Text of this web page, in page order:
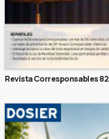
Revista Corresponsables 82